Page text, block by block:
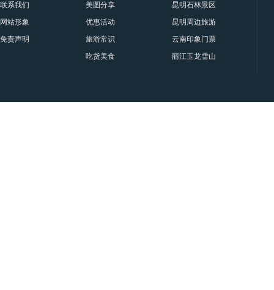
联系我们
网站形象
免责声明
美图分享
优惠活动
旅游常识
吃货美食
昆明石林景区要门票吗？属于
昆明周边旅游十一大景点与门
云南印象门票贵宾票、甲票、
丽江玉龙雪山印象丽江门票|套